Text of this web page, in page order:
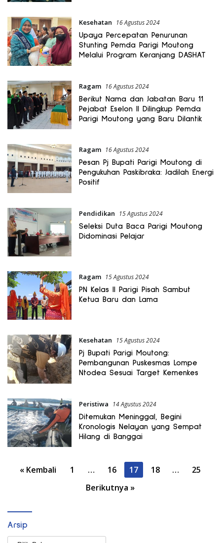
Kesehatan 16 Agustus 2024
Upaya Percepatan Penurunan
Stunting Pemda Parigi Moutong
Melalui Program Keranjang DASHAT
Ragam 16 Agustus 2024
Berikut Nama dan Jabatan Baru 11
Pejabat Eselon II Dilingkup Pemda
Parigi Moutong yang Baru Dilantik
Ragam 16 Agustus 2024
Pesan Pj Bupati Parigi Moutong di
Pengukuhan Paskibraka: Jadilah Energi
Positif
Pendidikan 15 Agustus 2024
Seleksi Duta Baca Parigi Moutong
Didominasi Pelajar
Ragam 15 Agustus 2024
PN Kelas II Parigi Pisah Sambut
Ketua Baru dan Lama
Kesehatan 15 Agustus 2024
Pj Bupati Parigi Moutong:
Pembangunan Puskesmas Lompe
Ntodea Sesuai Target Kemenkes
Peristiwa 14 Agustus 2024
Ditemukan Meninggal, Begini
Kronologis Nelayan yang Sempat
Hilang di Banggai
Paginasi
« Kembali 1 … 16 17 18 …
25
Berikutnya »
Arsip
Arsip